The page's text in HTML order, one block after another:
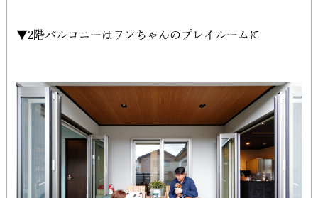
▼2階バルコニーはワンちゃんのプレイルームに